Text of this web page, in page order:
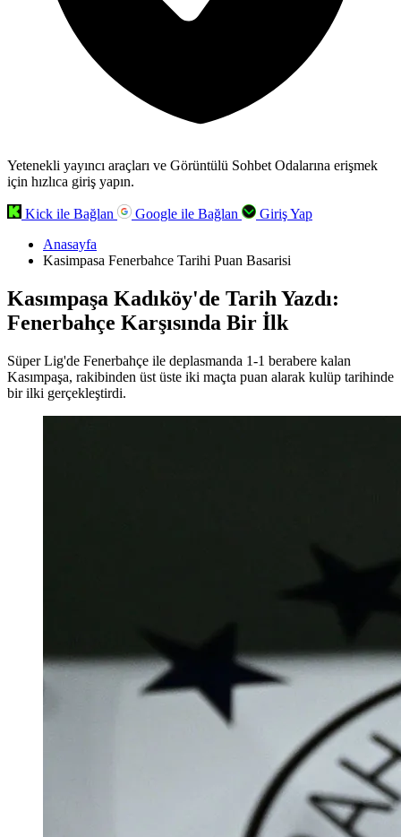
Yetenekli yayıncı araçları ve Görüntülü Sohbet Odalarına erişmek
için hızlıca giriş yapın.
Kick ile Bağlan Google ile Bağlan
Giriş Yap
Anasayfa
Kasimpasa Fenerbahce Tarihi Puan Basarisi
Kasımpaşa Kadıköy'de Tarih Yazdı:
Fenerbahçe Karşısında Bir İlk
Süper Lig'de Fenerbahçe ile deplasmanda 1-1 berabere kalan
Kasımpaşa, rakibinden üst üste iki maçta puan alarak kulüp tarihinde
bir ilki gerçekleştirdi.